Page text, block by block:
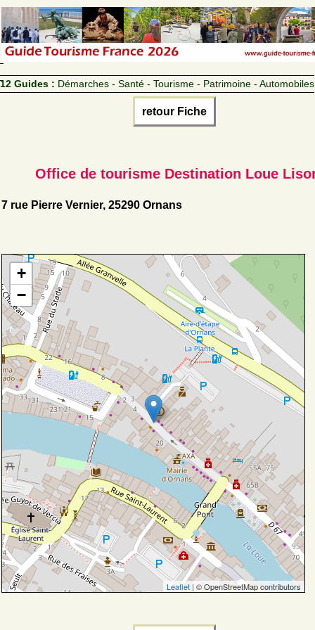
12 Guides : Démarches - Santé - Tourisme - Patrimoine - Automobiles
retour Fiche
Office de tourisme Destination Loue
7 rue Pierre Vernier, 25290 Ornans
+
−
Leaflet | © OpenStreetMap contributors